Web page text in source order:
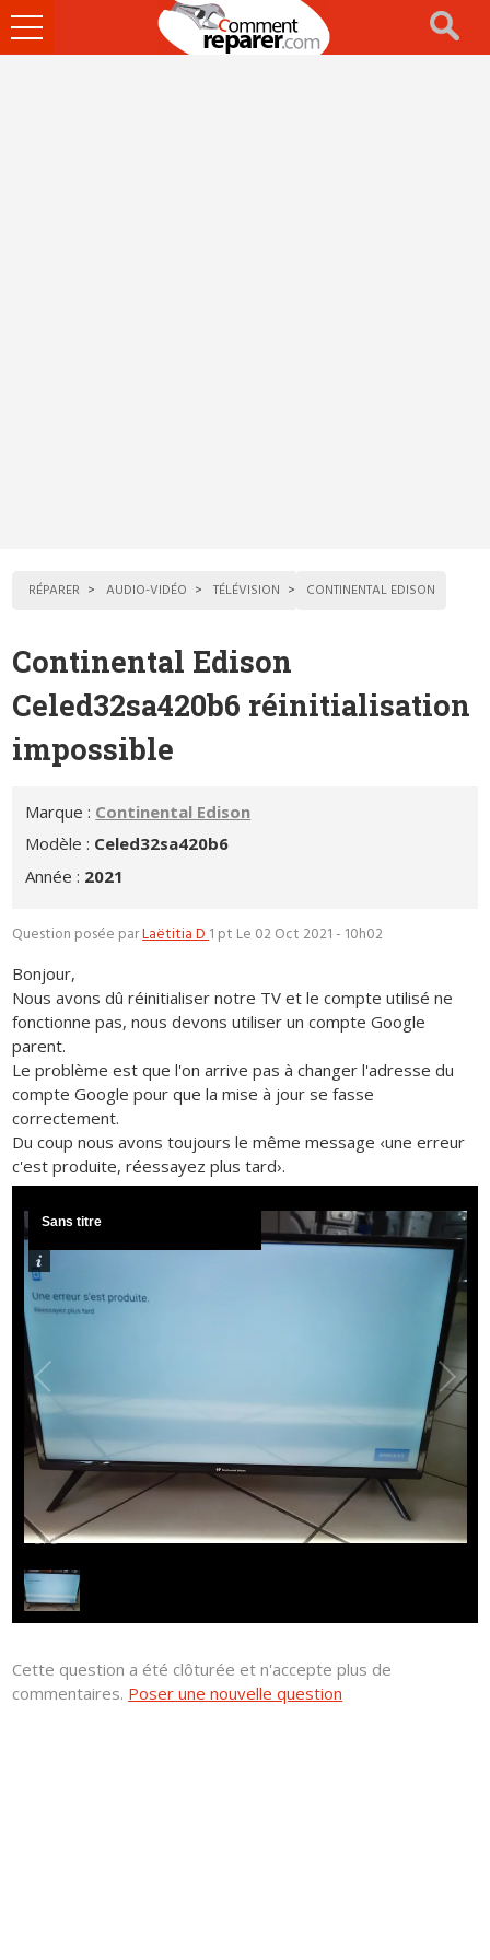
Ouvrir
le
RÉPARER AUDIO-VIDÉO TÉLÉVISION CONTINENTAL EDISON
Continental Edison
Celed32sa420b6 réinitialisation
impossible
Marque : Continental Edison
Modèle : Celed32sa420b6
Année : 2021
Question posée parLaëtitia D1 pt Le 02 Oct 2021 - 10h02
Bonjour,
Nous avons dû réinitialiser notre TV et le compte utilisé ne
fonctionne pas, nous devons utiliser un compte Google
parent.
Le problème est que l'on arrive pas à changer l'adresse du
compte Google pour que la mise à jour se fasse
correctement.
Du coup nous avons toujours le même message ‹une erreur
c'est produite, réessayez plus tard›.
1/1
Sans titre
Cette question a été clôturée et n'accepte plus de
commentaires. Poser une nouvelle question